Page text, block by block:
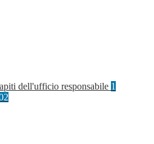
dell'ufficio responsabile 1